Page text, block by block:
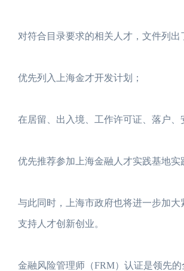
对符合目录要求的相关人才，文件列
优先列入上海金才开发计划；
在居留、出入境、工作许可证、落户
优先推荐参加上海金融人才实践基地
与此同时，上海市政府也将进一步加
支持人才创新创业。
金融风险管理师（FRM）认证是领先